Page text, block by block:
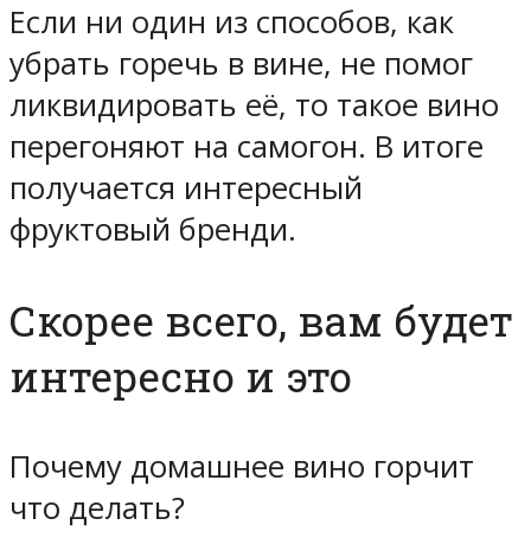
Если ни один из способов, как
убрать горечь в вине, не помог
ликвидировать её, то такое вино
перегоняют на самогон. В итоге
получается интересный
фруктовый бренди.
Скорее всего, вам будет
интересно и это
Почему домашнее вино горчит
что делать?